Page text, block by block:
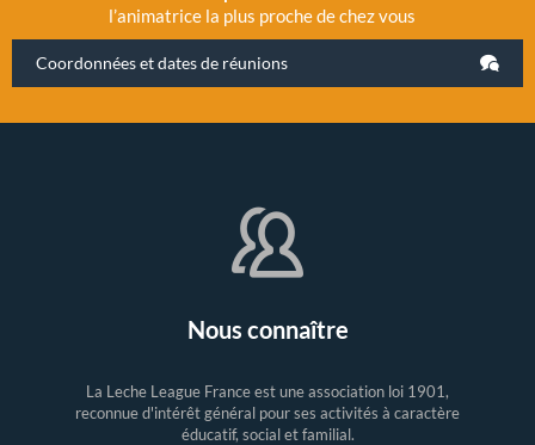
l’animatrice la plus proche de chez vous
Coordonnées et dates de réunions
Nous connaître
La Leche League France est une association loi 1901,
reconnue d'intérêt général pour ses activités à caractère
éducatif, social et familial.